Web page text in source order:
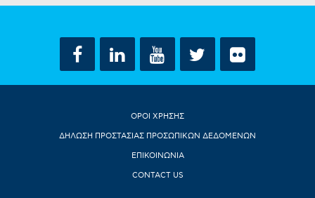
ΟΡΟΙ ΧΡΗΣΗΣ
ΔΗΛΩΣΗ ΠΡΟΣΤΑΣΙΑΣ ΠΡΟΣΩΠΙΚΩΝ ΔΕΔΟΜΕΝΩΝ
ΕΠΙΚΟΙΝΩΝΙΑ
CONTACT US